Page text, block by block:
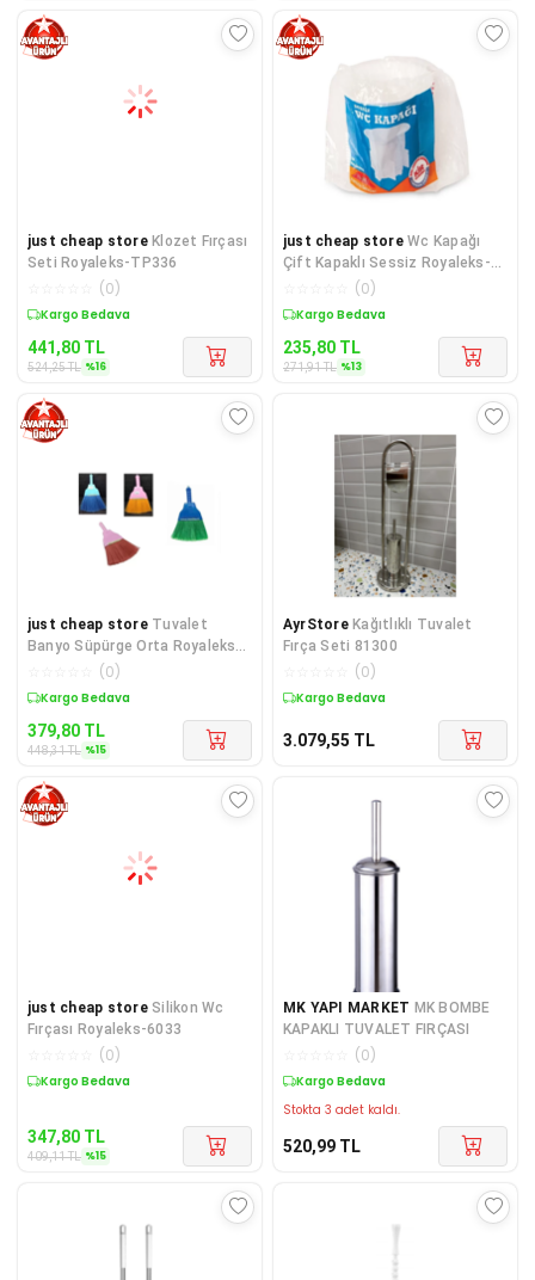
just cheap store Klozet Fırçası
Seti Royaleks-TP336
(0)
Sepette %16 İndirim
441,80 TL
524,25TL %16
just cheap store Wc Kapağı
Çift Kapaklı Sessiz Royaleks-
(0)
Sepette %13 İndirim
235,80 TL
271,91TL %13
just cheap store Tuvalet
Banyo Süpürge Orta Royaleks-
(0)
Sepette %15 İndirim
379,80 TL
448,31TL %15
AyrStore Kağıtlıklı Tuvalet
Fırça Seti 81300
(0)
Kargo Bedava
3.079,55 TL
just cheap store Silikon Wc
Fırçası Royaleks-6033
(0)
Sepette %15 İndirim
347,80 TL
409,11TL %15
MK YAPI MARKET MK BOMBE
KAPAKLI TUVALET FIRÇASI
(0)
Kargo Bedava
Stokta 3 adet kaldı.
520,99 TL